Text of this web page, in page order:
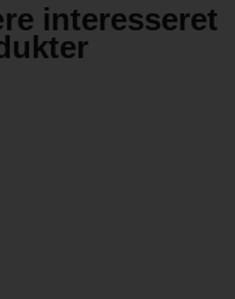
interesseret